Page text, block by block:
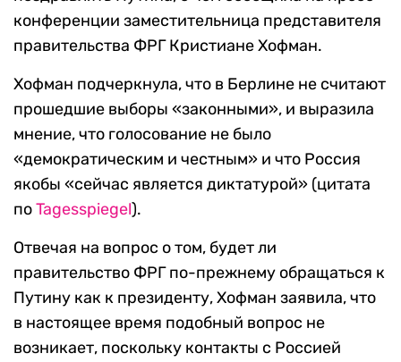
конференции заместительница представителя
правительства ФРГ Кристиане Хофман.
Хофман подчеркнула, что в Берлине не считают
прошедшие выборы «законными», и выразила
мнение, что голосование не было
«демократическим и честным» и что Россия
якобы «сейчас является диктатурой» (цитата
поTagesspiegel).
Отвечая на вопрос о том, будет ли
правительство ФРГ по-прежнему обращаться к
Путину как к президенту, Хофман заявила, что
в настоящее время подобный вопрос не
возникает, поскольку контакты с Россией